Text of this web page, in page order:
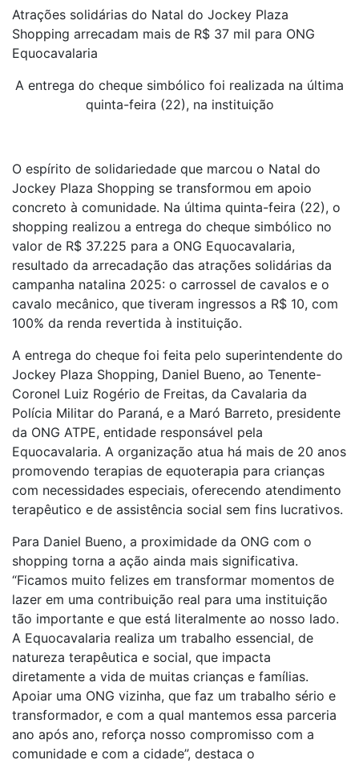
Atrações solidárias do Natal do Jockey Plaza
Shopping arrecadam mais de R$ 37 mil para ONG
Equocavalaria
A entrega do cheque simbólico foi realizada na última
quinta-feira (22), na instituição
O espírito de solidariedade que marcou o Natal do
Jockey Plaza Shopping se transformou em apoio
concreto à comunidade. Na última quinta-feira (22), o
shopping realizou a entrega do cheque simbólico no
valor de R$ 37.225 para a ONG Equocavalaria,
resultado da arrecadação das atrações solidárias da
campanha natalina 2025: o carrossel de cavalos e o
cavalo mecânico, que tiveram ingressos a R$ 10, com
100% da renda revertida à instituição.
A entrega do cheque foi feita pelo superintendente do
Jockey Plaza Shopping, Daniel Bueno, ao Tenente-
Coronel Luiz Rogério de Freitas, da Cavalaria da
Polícia Militar do Paraná, e a Maró Barreto, presidente
da ONG ATPE, entidade responsável pela
Equocavalaria. A organização atua há mais de 20 anos
promovendo terapias de equoterapia para crianças
com necessidades especiais, oferecendo atendimento
terapêutico e de assistência social sem fins lucrativos.
Para Daniel Bueno, a proximidade da ONG com o
shopping torna a ação ainda mais significativa.
“Ficamos muito felizes em transformar momentos de
lazer em uma contribuição real para uma instituição
tão importante e que está literalmente ao nosso lado.
A Equocavalaria realiza um trabalho essencial, de
natureza terapêutica e social, que impacta
diretamente a vida de muitas crianças e famílias.
Apoiar uma ONG vizinha, que faz um trabalho sério e
transformador, e com a qual mantemos essa parceria
ano após ano, reforça nosso compromisso com a
comunidade e com a cidade”, destaca o